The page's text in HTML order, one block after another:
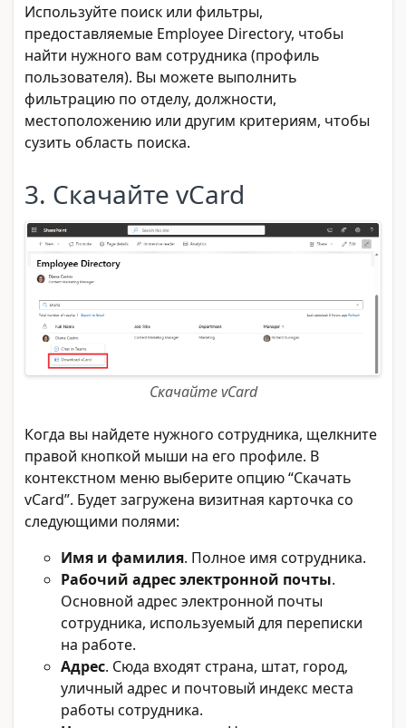
Используйте поиск или фильтры,
предоставляемые Employee Directory, чтобы
найти нужного вам сотрудника (профиль
пользователя). Вы можете выполнить
фильтрацию по отделу, должности,
местоположению или другим критериям, чтобы
сузить область поиска.
3. Скачайте vCard
Скачайте vCard
Когда вы найдете нужного сотрудника, щелкните
правой кнопкой мыши на его профиле. В
контекстном меню выберите опцию “Скачать
vCard”. Будет загружена визитная карточка со
следующими полями:
Имя и фамилия. Полное имя сотрудника.
Рабочий адрес электронной почты.
Основной адрес электронной почты
сотрудника, используемый для переписки
на работе.
Адрес. Сюда входят страна, штат, город,
уличный адрес и почтовый индекс места
работы сотрудника.